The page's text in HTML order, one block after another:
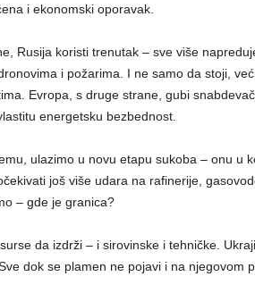
i ekonomski oporavak.
Rusija koristi trenutak – sve više
i požarima. I ne samo da stoji,
Evropa, s druge strane, gubi
energetsku bezbednost.
ulazimo u novu etapu sukoba – onu u
još više udara na rafinerije,
– gde je granica?
da izdrži – i sirovinske i tehničke.
dok se plamen ne pojavi i na njegovom